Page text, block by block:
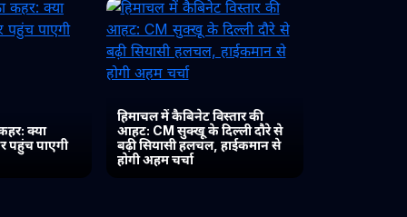
क्या
पहुंच पाएगी
हिमाचल में कैबिनेट विस्तार की
आहट: CM सुक्खू के दिल्ली दौरे से
बढ़ी सियासी हलचल, हाईकमान से
होगी अहम चर्चा